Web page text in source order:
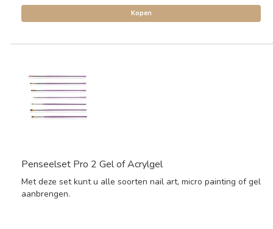
Kopen
Penseelset Pro 2 Gel of Acrylgel
Met deze set kunt u alle soorten nail art, micro painting of gel
aanbrengen.